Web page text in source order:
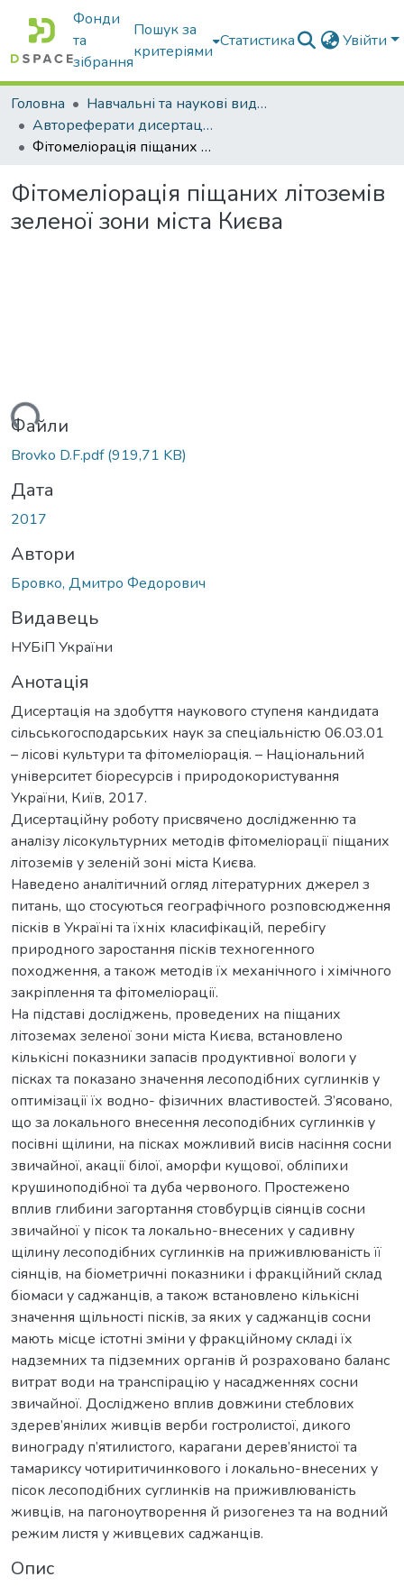
Фонди
та
зібрання
Пошук за
критеріями
Статистика Увійти
Головна
Навчальні та наукові видання
Автореферати дисертацій та дисертації
Фітомеліорація піщаних літоземів зеленої зони міста Києва
Фітомеліорація піщаних літоземів
зеленої зони міста Києва
Файли
Brovko D.F.pdf(919,71 KB)
Дата
2017
Автори
Бровко, Дмитро Федорович
Видавець
НУБіП України
Анотація
Дисертація на здобуття наукового ступеня кандидата
сільськогосподарських наук за спеціальністю 06.03.01
– лісові культури та фітомеліорація. – Національний
університет біоресурсів і природокористування
України, Київ, 2017.
Дисертаційну роботу присвячено дослідженню та
аналізу лісокультурних методів фітомеліорації піщаних
літоземів у зеленій зоні міста Києва.
Наведено аналітичний огляд літературних джерел з
питань, що стосуються географічного розповсюдження
пісків в Україні та їхніх класифікацій, перебігу
природного заростання пісків техногенного
походження, а також методів їх механічного і хімічного
закріплення та фітомеліорації.
На підставі досліджень, проведених на піщаних
літоземах зеленої зони міста Києва, встановлено
кількісні показники запасів продуктивної вологи у
пісках та показано значення лесоподібних суглинків у
оптимізації їх водно- фізичних властивостей. З’ясовано,
що за локального внесення лесоподібних суглинків у
посівні щілини, на пісках можливий висів насіння сосни
звичайної, акації білої, аморфи кущової, обліпихи
крушиноподібної та дуба червоного. Простежено
вплив глибини загортання стовбурців сіянців сосни
звичайної у пісок та локально-внесених у садивну
щілину лесоподібних суглинків на приживлюваність її
сіянців, на біометричні показники і фракційний склад
біомаси у саджанців, а також встановлено кількісні
значення щільності пісків, за яких у саджанців сосни
мають місце істотні зміни у фракційному складі їх
надземних та підземних органів й розраховано баланс
витрат води на транспірацію у насадженнях сосни
звичайної. Досліджено вплив довжини стеблових
здерев’янілих живців верби гостролистої, дикого
винограду п’ятилистого, карагани дерев’янистої та
тамариксу чотиритичинкового і локально-внесених у
пісок лесоподібних суглинків на приживлюваність
живців, на пагоноутворення й ризогенез та на водний
режим листя у живцевих саджанців.
Опис